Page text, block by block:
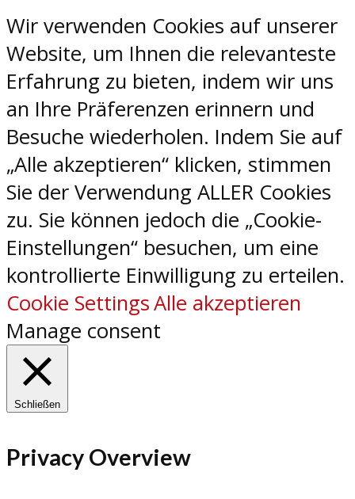
Wir verwenden Cookies auf unserer
Website, um Ihnen die relevanteste
Erfahrung zu bieten, indem wir uns
an Ihre Präferenzen erinnern und
Besuche wiederholen. Indem Sie auf
„Alle akzeptieren“ klicken, stimmen
Sie der Verwendung ALLER Cookies
zu. Sie können jedoch die „Cookie-
Einstellungen“ besuchen, um eine
kontrollierte Einwilligung zu erteilen.
Cookie SettingsAlle akzeptieren
Manage consent
Schließen
Privacy Overview